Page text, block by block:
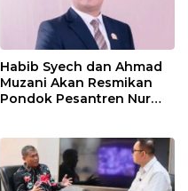
Habib Syech dan Ahmad
Muzani Akan Resmikan
Pondok Pesantren Nur